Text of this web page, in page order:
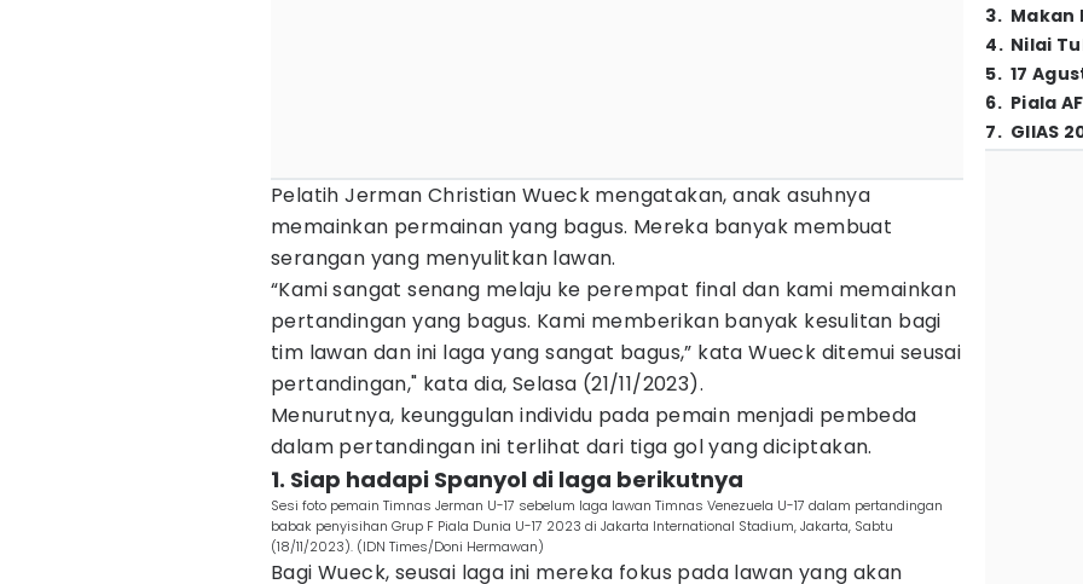
Pelatih Jerman Christian Wueck mengatakan, anak asuhnya
memainkan permainan yang bagus. Mereka banyak membuat
serangan yang menyulitkan lawan.
“Kami sangat senang melaju ke perempat final dan kami memainkan
pertandingan yang bagus. Kami memberikan banyak kesulitan bagi
tim lawan dan ini laga yang sangat bagus,” kata Wueck ditemui seusai
pertandingan," kata dia, Selasa (21/11/2023).
Menurutnya, keunggulan individu pada pemain menjadi pembeda
dalam pertandingan ini terlihat dari tiga gol yang diciptakan.
1. Siap hadapi Spanyol di laga berikutnya
Sesi foto pemain Timnas Jerman U-17 sebelum laga lawan Timnas Venezuela U-17 dalam pertandingan
babak penyisihan Grup F Piala Dunia U-17 2023 di Jakarta International Stadium, Jakarta, Sabtu
(18/11/2023). (IDN Times/Doni Hermawan)
Bagi Wueck, seusai laga ini mereka fokus pada lawan yang akan
3. Makan
4. Nilai
5. 17
6. Piala
7. GIIAS